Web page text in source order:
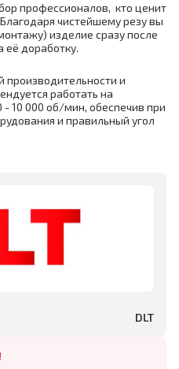
профессионалов, кто ценит
чистейшему резу вы
изделие сразу после
её доработку.
и
работать на
10 000 об/мин, обеспечив при
и правильный угол
DLT